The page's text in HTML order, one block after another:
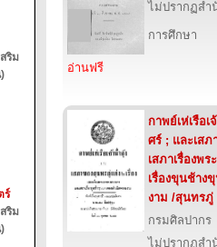
ริม
ร์
ริม
ไม่ปรากฏส
การศึกษา
อ่านฟรี
กาพย์เห่เรือเ
ศร์ ; และเสภ
เสภาเรื่องพ
เรื่องขุนช้าง
งาม /สุนทรภู่
กรมศิลปากร
ไม่ปรากฏส